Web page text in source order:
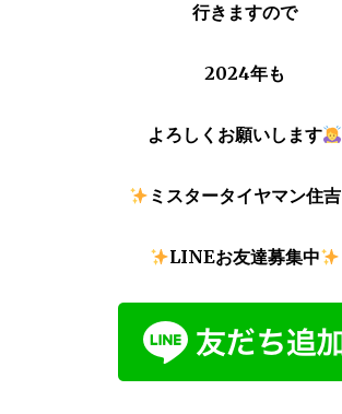
行きますので
2024年も
よろしくお願いします
ミスタータイヤマン住吉
LINEお友達募集中